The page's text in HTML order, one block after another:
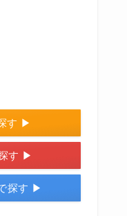
す ▶
す ▶
探す ▶